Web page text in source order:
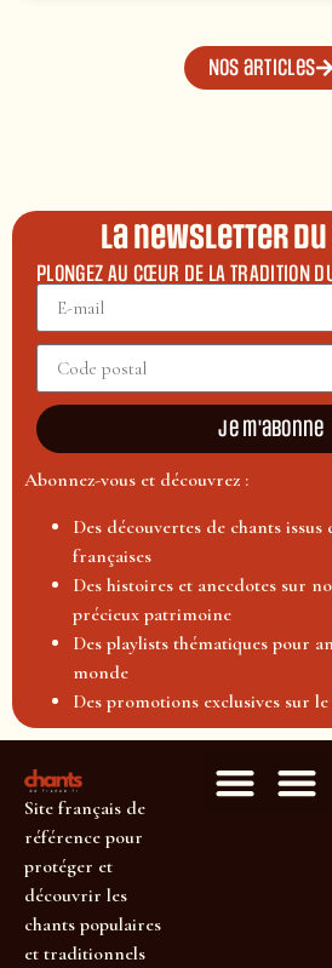
Nos articles
La newsletter
PLONGEZ AU CŒUR DE LA TRADITION
Je m'abonne
Abonnez-vous et découvrez :
Des découvertes de chants
françaises
Des histoires et anecdotes sur
précieux patrimoine
Des playlists thématiques pour
monde
Des promotions exclusives sur le
Site français de
référence pour
protéger et
découvrir les
chants populaires
et traditionnels